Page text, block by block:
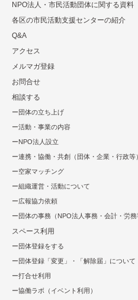
NPO法⼈・市⺠活動団体に関する資料
各区の市⺠活動⽀援センターの紹介
Q&A
アクセス
メルマガ登録
お問合せ
相談する
団体の立ち上げ
活動・事業の内容
NPO法⼈設⽴
連携・協働・共創（団体・企業・⾏政等）
空家マッチング
組織運営・活動について
広報協⼒依頼
団体の事務（NPO法人事務・会計・労務
スペース利用
団体登録をする
団体登録「変更」・「解除届」について
打合せ利用
協働ラボ（イベント利⽤）